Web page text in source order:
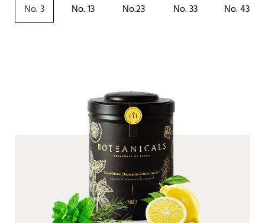
No. 3 No. 13 No.23 No. 33 No. 43